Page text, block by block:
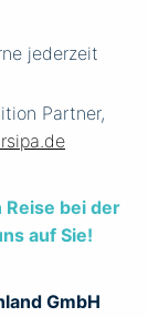
jederzeit
Partner,
Reise bei der
auf Sie!
GmbH